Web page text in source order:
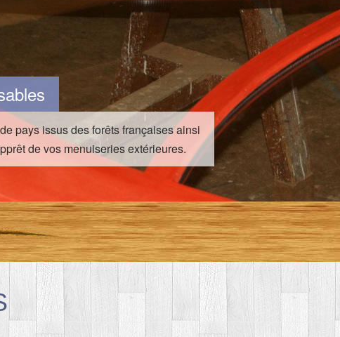
pays issus des forêts françaises ainsi
de vos menuiseries extérieures.